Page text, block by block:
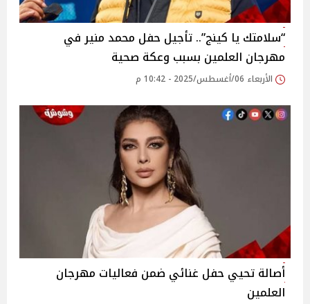
“سلامتك يا كينج”.. تأجيل حفل محمد منير في
مهرجان العلمين بسبب وعكة صحية‎
الأربعاء 06/أغسطس/2025 - 10:42 م
أصالة تحيي حفل غنائي ضمن فعاليات مهرجان
العلمين‎